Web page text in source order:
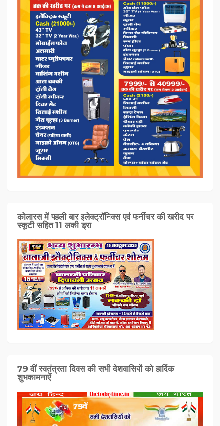
कोलारस में पहली बार इलेक्ट्रॉनिक्स एवं फर्नीचर की खरीद पर
स्कूटी सहित 11 लकी ड्रा
79 वीं स्वतंत्रता दिवस की सभी देशवासियों को हार्दिक
शुभकामनाऐं